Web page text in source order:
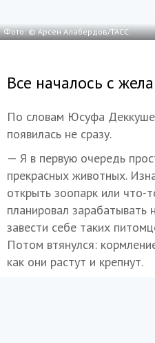
Фото: © Арсен Алабердов/ТАСС
Все началось с
По словам Юсуфа
появилась не сразу.
— Я в первую очередь
прекрасных животных.
открыть зоопарк или что-
планировал зарабатывать
завести себе таких
Потом втянулся:
как они растут и крепнут.